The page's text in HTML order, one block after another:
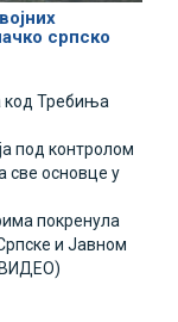
српско
код Требиња
под контролом
све основце у
покренула
и Јавном